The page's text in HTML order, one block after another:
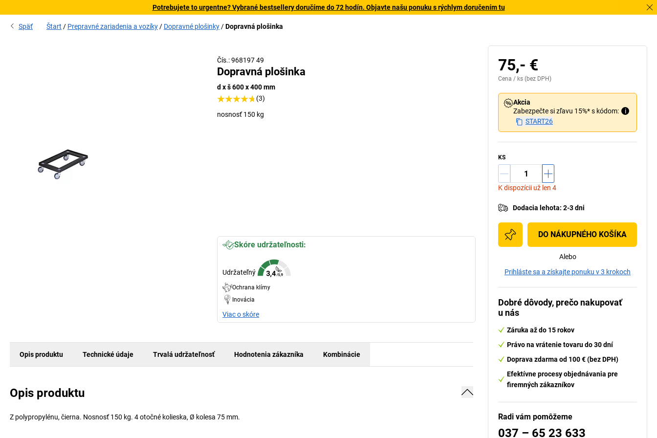
Potrebujete to urgentne? Vybrané bestsellery doručíme do 72 hodín. Objavte našu ponuku s rýchlym doručením tu
Späť Štart Prepravné zariadenia a vozíky Dopravné plošinky Dopravná plošinka
Čís.: 968197 49
Dopravná plošinka
d x š 600 x 400 mm
(3)
nosnosť 150 kg
Skóre udržateľnosti:
Udržateľný
Ochrana klímy
Inovácia
Viac o skóre
Opis produktu Technické údaje Trvalá udržateľnosť Hodnotenia zákazníka Kombinácie
Opis produktu
Z polypropylénu, čierna. Nosnosť 150 kg. 4 otočné kolieska, Ø kolesa 75 mm.
75,- €
Cena / ks (bez DPH)
Akcia
Zabezpečte si zľavu 15%* s kódom:
i
START26
KS
K dispozícii už len 4
Dodacia lehota: 2-3 dni
DO NÁKUPNÉHO KOŠÍKA
Alebo
Prihláste sa a získajte ponuku v 3 krokoch
Dobré dôvody, prečo nakupovať
u nás
Záruka až do 15 rokov
Právo na vrátenie tovaru do 30 dní
Doprava zdarma od 100 € (bez DPH)
Efektívne procesy objednávania pre
firemných zákazníkov
Radi vám pomôžeme
037 – 65 23 633